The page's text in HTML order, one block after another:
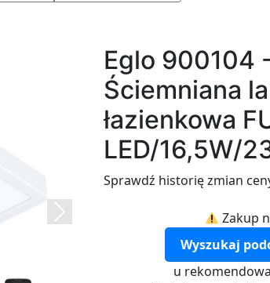
Next
Eglo 900104
Ściemniana
łazienkowa
LED/16,5W/
Sprawdź historię zmian
Zakup
Wyszukaj
u